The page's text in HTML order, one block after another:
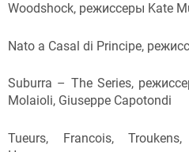
Woodshock, режиссеры Kate
Nato a Casal di Principe,
Suburra – The Series,
Molaioli, Giuseppe Capotondi
Tueurs, Francois,